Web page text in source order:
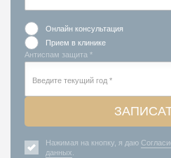
Онлайн консультация
Прием в клинике
Антиспам защита *
Нажимая на кнопку, я даю
данных